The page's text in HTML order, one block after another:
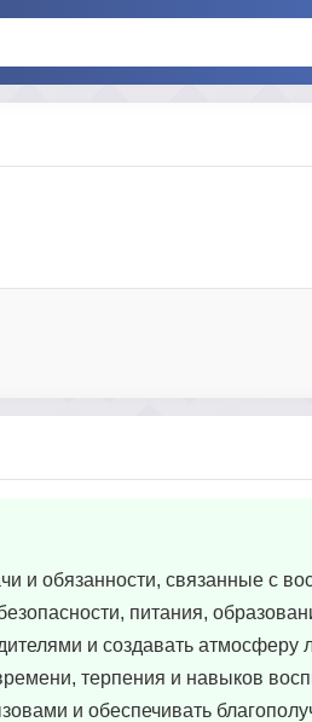
и обязанности, связанные с
питания,
и создавать
терпения и навыков
и обеспечивать